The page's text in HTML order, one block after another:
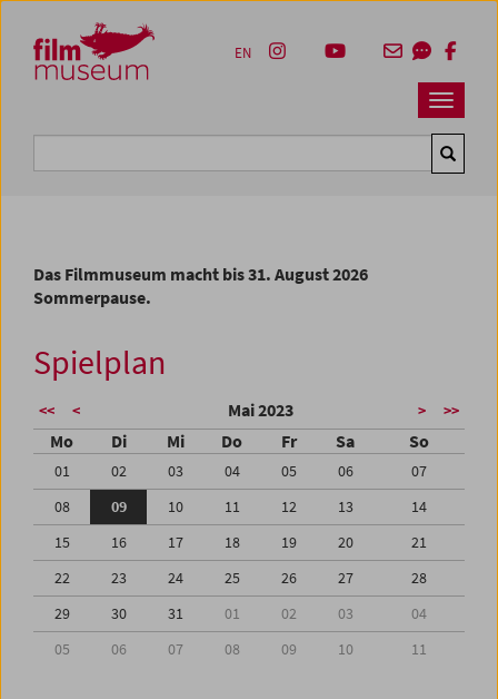
Zum Inhalt
Zum Hauptmenü
Zur Servicenavigation
Zum Suche
Navbar
EN
Das Filmmuseum macht bis 31. August 2026
Sommerpause.
Spielplan
<< < Mai 2023 > >>
Mo Di Mi Do Fr Sa So
01 02 03 04 05 06
07
08
09 10 11 12 13
14
15
16 17 18 19 20
21
22
23 24 25 26 27
28
29
30 31 01 02 03
04
05
06 07 08 09 10 11